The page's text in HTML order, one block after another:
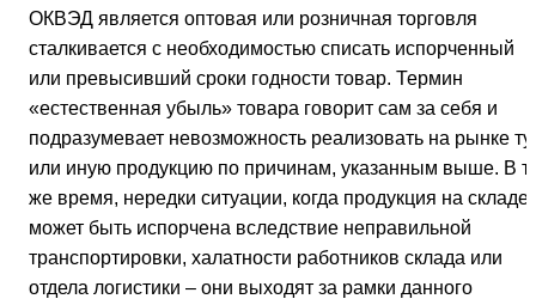
ОКВЭД является оптовая или розничная торговля
сталкивается с необходимостью списать испорченный
или превысивший сроки годности товар. Термин
«естественная убыль» товара говорит сам за себя и
подразумевает невозможность реализовать на рынке ту
или иную продукцию по причинам, указанным выше. В
же время, нередки ситуации, когда продукция на складе
может быть испорчена вследствие неправильной
транспортировки, халатности работников склада или
отдела логистики – они выходят за рамки данного